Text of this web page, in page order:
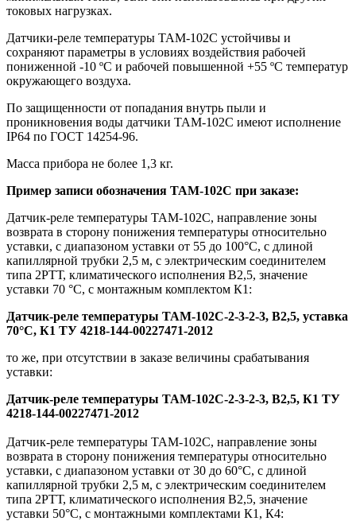
токовых нагрузках.
Датчики-реле температуры ТАМ-102С устойчивы и
сохраняют параметры в условиях воздействия рабочей
пониженной -10 ºС и рабочей повышенной +55 ºС температур
окружающего воздуха.
По защищенности от попадания внутрь пыли и
проникновения воды датчики ТАМ-102С имеют исполнение
IP64 по ГОСТ 14254-96.
Масса прибора не более 1,3 кг.
Пример записи обозначения ТАМ-102С при заказе:
Датчик-реле температуры ТАМ-102С, направление зоны
возврата в сторону понижения температуры относительно
уставки, с диапазоном уставки от 55 до 100°С, с длиной
капиллярной трубки 2,5 м, с электрическим соединителем
типа 2РТТ, климатического исполнения В2,5, значение
уставки 70 °С, с монтажным комплектом К1:
Датчик-реле температуры ТАМ-102С-2-3-2-3, В2,5, уставка
70°С, К1 ТУ 4218-144-00227471-2012
то же, при отсутствии в заказе величины срабатывания
уставки:
Датчик-реле температуры ТАМ-102С-2-3-2-3, В2,5, К1 ТУ
4218-144-00227471-2012
Датчик-реле температуры ТАМ-102С, направление зоны
возврата в сторону понижения температуры относительно
уставки, с диапазоном уставки от 30 до 60°С, с длиной
капиллярной трубки 2,5 м, с электрическим соединителем
типа 2РТТ, климатического исполнения В2,5, значение
уставки 50°С, с монтажными комплектами К1, К4: